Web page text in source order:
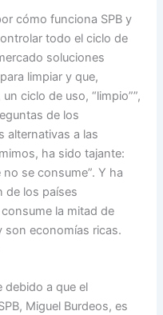
cómo funciona SPB y
todo el ciclo de
soluciones
limpiar y que,
ciclo de uso, “limpio””,
de los
alternativas a las
ha sido tajante:
no se consume”. Y ha
de los países
la mitad de
son economías ricas.
debido a que el
Miguel Burdeos, es